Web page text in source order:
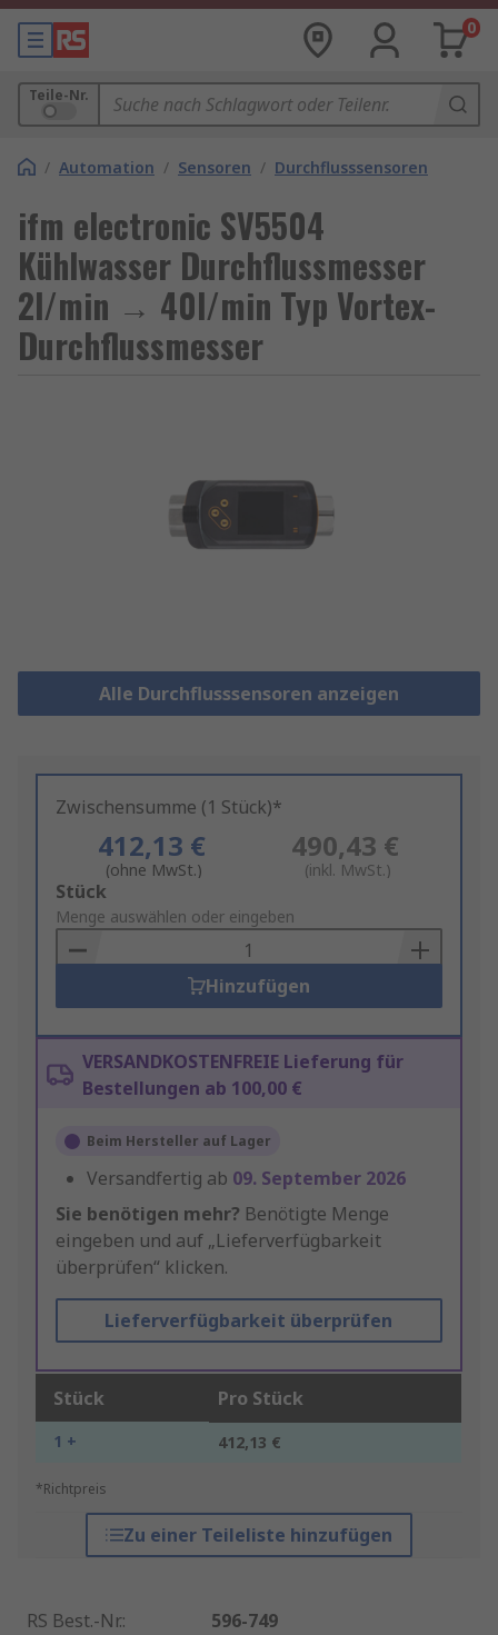
0
Teile-Nr.
/ Automation / Sensoren / Durchflusssensoren
ifm electronic SV5504
Kühlwasser Durchflussmesser
2l/min → 40l/min Typ Vortex-
Durchflussmesser
Alle Durchflusssensoren anzeigen
Zwischensumme (1 Stück)*
412,13 €
(ohne MwSt.)
490,43 €
(inkl. MwSt.)
Add
to
Basket
Stück
Menge auswählen oder eingeben
Hinzufügen
VERSANDKOSTENFREIE Lieferung für
Bestellungen ab 100,00 €
Beim Hersteller auf Lager
Versandfertig ab 09. September 2026
Sie benötigen mehr? Benötigte Menge
eingeben und auf „Lieferverfügbarkeit
überprüfen“ klicken.
Lieferverfügbarkeit überprüfen
Stück Pro Stück
1 + 412,13 €
*Richtpreis
Zu einer Teileliste hinzufügen
RS Best.-Nr.:
596-749